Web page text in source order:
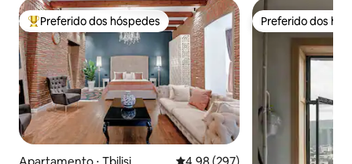
Entre os melhores preferidos dos hóspedes
Preferido dos hóspedes Preferido dos
Preferido dos